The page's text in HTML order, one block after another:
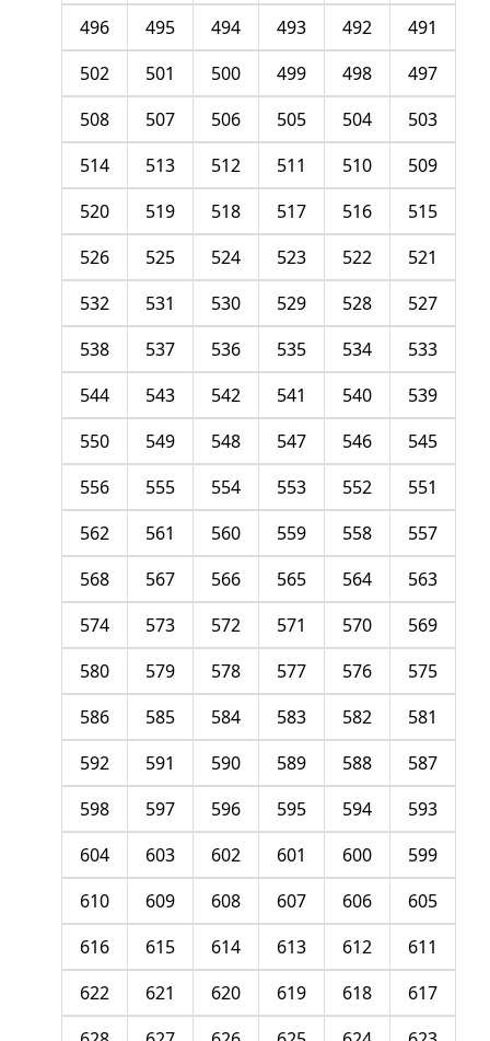
491
492
493
494
495
496
497
498
499
500
501
502
503
504
505
506
507
508
509
510
511
512
513
514
515
516
517
518
519
520
521
522
523
524
525
526
527
528
529
530
531
532
533
534
535
536
537
538
539
540
541
542
543
544
545
546
547
548
549
550
551
552
553
554
555
556
557
558
559
560
561
562
563
564
565
566
567
568
569
570
571
572
573
574
575
576
577
578
579
580
581
582
583
584
585
586
587
588
589
590
591
592
593
594
595
596
597
598
599
600
601
602
603
604
605
606
607
608
609
610
611
612
613
614
615
616
617
618
619
620
621
622